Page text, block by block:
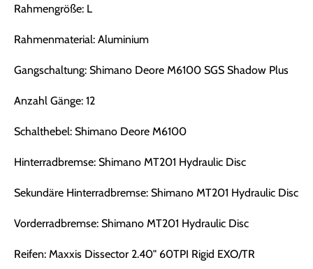
Rahmengröße: L
Rahmenmaterial: Aluminium
Gangschaltung: Shimano Deore M6100 SGS Shadow Plus
Anzahl Gänge: 12
Schalthebel: Shimano Deore M6100
Hinterradbremse: Shimano MT201 Hydraulic Disc
Sekundäre Hinterradbremse: Shimano MT201 Hydraulic Disc
Vorderradbremse: Shimano MT201 Hydraulic Disc
Reifen: Maxxis Dissector 2.40" 60TPI Rigid EXO/TR